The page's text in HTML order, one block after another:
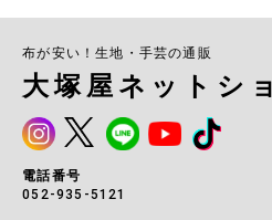
布が安い！生地・手芸の通販
大塚屋ネットシ
電話番号
052-935-5121